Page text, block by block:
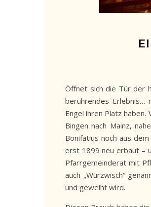
Öffnet sich die Tür der
berührendes
Engel ihren Platz
Bingen nach Mainz,
Bonifatius noch aus
erst 1899 neu erbaut –
Pfarrgemeinderat mit
auch „Würzwisch“
und geweiht wird.